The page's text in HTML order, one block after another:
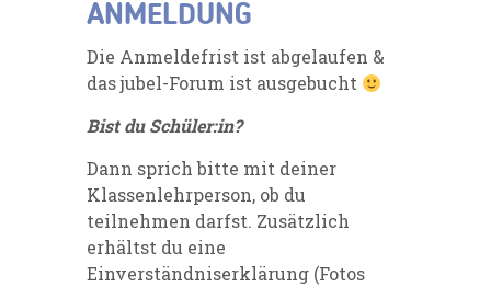
ANMELDUNG
Die Anmeldefrist ist abgelaufen &
das jubel-Forum ist ausgebucht
Bist du Schüler:in?
Dann sprich bitte mit deiner
Klassenlehrperson, ob du
teilnehmen darfst. Zusätzlich
erhältst du eine
Einverständniserklärung (Fotos